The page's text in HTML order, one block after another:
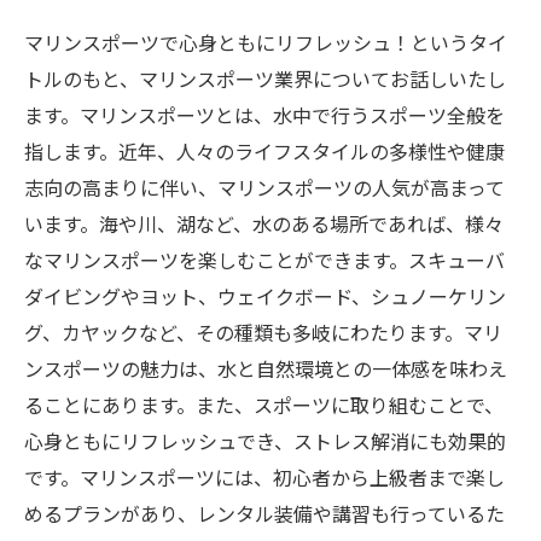
マリンスポーツで心身ともにリフレッシュ！というタイ
トルのもと、マリンスポーツ業界についてお話しいたし
ます。マリンスポーツとは、水中で行うスポーツ全般を
指します。近年、人々のライフスタイルの多様性や健康
志向の高まりに伴い、マリンスポーツの人気が高まって
います。海や川、湖など、水のある場所であれば、様々
なマリンスポーツを楽しむことができます。スキューバ
ダイビングやヨット、ウェイクボード、シュノーケリン
グ、カヤックなど、その種類も多岐にわたります。マリ
ンスポーツの魅力は、水と自然環境との一体感を味わえ
ることにあります。また、スポーツに取り組むことで、
心身ともにリフレッシュでき、ストレス解消にも効果的
です。マリンスポーツには、初心者から上級者まで楽し
めるプランがあり、レンタル装備や講習も行っているた